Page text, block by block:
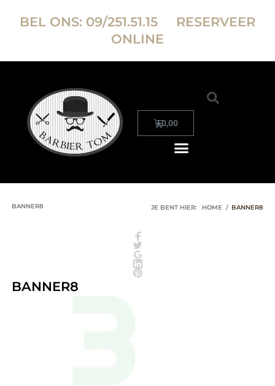
BEL ONS: 09/251.51.15
RESERVEER
ONLINE
€0,00
BANNER8 JE BENT HIER: HOME / BANNER8
BANNER8